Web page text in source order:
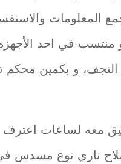
المعلومات
في احد
النجف، و بكمين محكم
معه لساعات اعترف
ناري نوع مسدس